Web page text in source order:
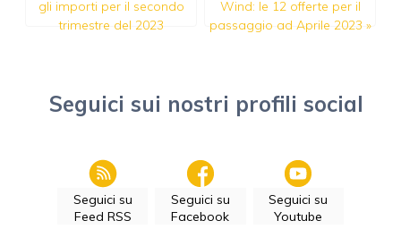
gli importi per il secondo
trimestre del 2023
Wind: le 12 offerte per il
passaggio ad Aprile 2023 »
Seguici sui nostri profili social
Seguici su
Feed RSS
Seguici su
Facebook
Seguici su
Youtube